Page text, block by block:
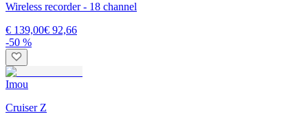
Wireless recorder - 18 channel
€ 139,00€ 92,66
-50 %
Imou
Cruiser Z